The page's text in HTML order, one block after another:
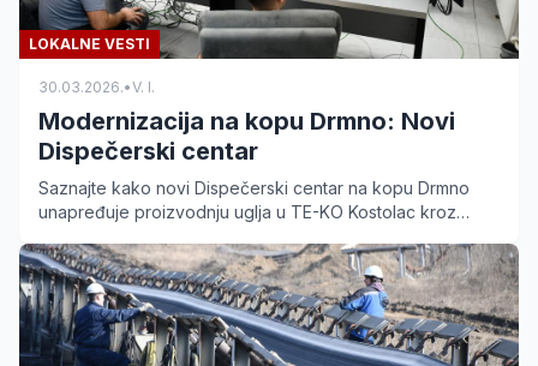
LOKALNE VESTI
30.03.2026.•V. I.
Modernizacija na kopu Drmno: Novi
Dispečerski centar
Saznajte kako novi Dispečerski centar na kopu Drmno
unapređuje proizvodnju uglja u TE-KO Kostolac kroz